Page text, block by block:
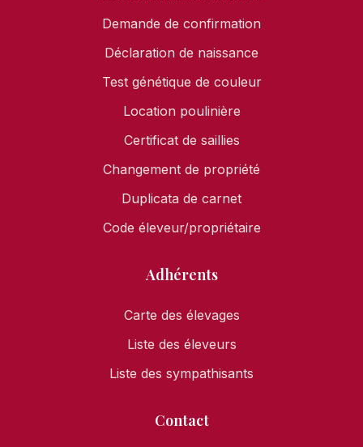
Demande de confirmation
Déclaration de naissance
Test génétique de couleur
Location poulinière
Certificat de saillies
Changement de propriété
Duplicata de carnet
Code éleveur/propriétaire
Adhérents
Carte des élevages
Liste des éleveurs
Liste des sympathisants
Contact